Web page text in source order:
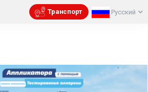
Транспорт Русский